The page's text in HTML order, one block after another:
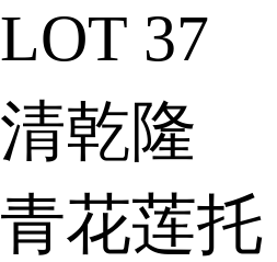
LOT 37
清乾隆
青花莲托